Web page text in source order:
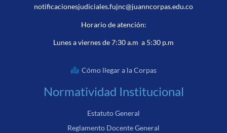
notificacionesjudiciales.fujnc@juanncorpas.edu.co
Horario de atención:
Lunes a viernes de 7:30 a.m a 5:30 p.m
Cómo llegar a la Corpas
Normatividad Institucional
Estatuto General
Reglamento Docente General